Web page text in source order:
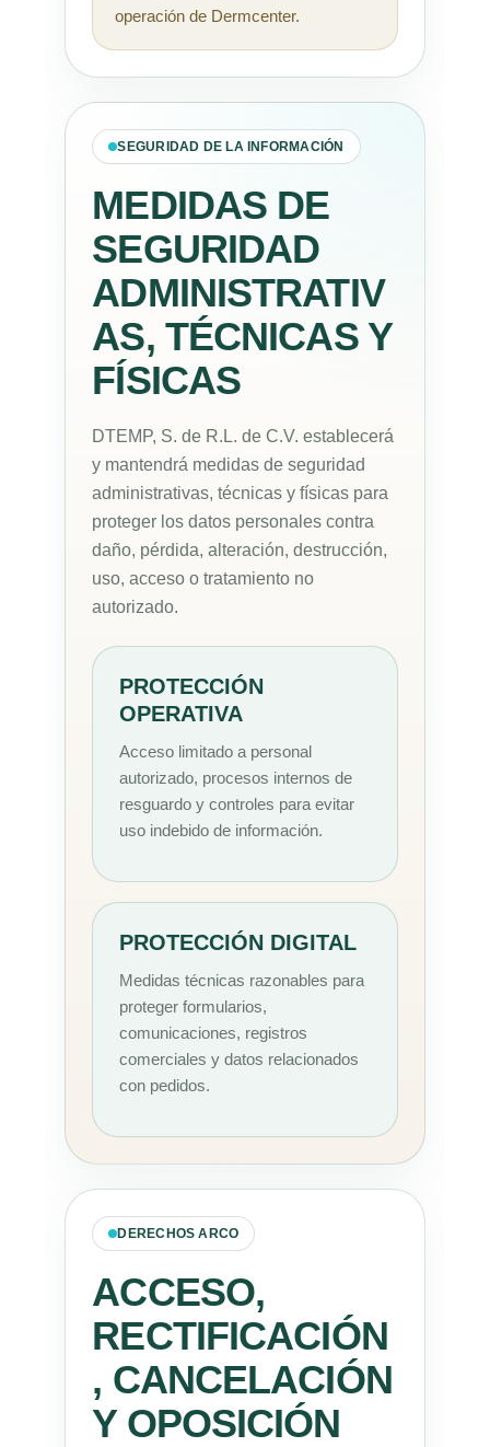
operación de Dermcenter.
SEGURIDAD DE LA INFORMACIÓN
MEDIDAS DE
SEGURIDAD
ADMINISTRATIV
AS, TÉCNICAS Y
FÍSICAS
DTEMP, S. de R.L. de C.V. establecerá
y mantendrá medidas de seguridad
administrativas, técnicas y físicas para
proteger los datos personales contra
daño, pérdida, alteración, destrucción,
uso, acceso o tratamiento no
autorizado.
PROTECCIÓN
OPERATIVA
Acceso limitado a personal
autorizado, procesos internos de
resguardo y controles para evitar
uso indebido de información.
PROTECCIÓN DIGITAL
Medidas técnicas razonables para
proteger formularios,
comunicaciones, registros
comerciales y datos relacionados
con pedidos.
DERECHOS ARCO
ACCESO,
RECTIFICACIÓN
, CANCELACIÓN
Y OPOSICIÓN